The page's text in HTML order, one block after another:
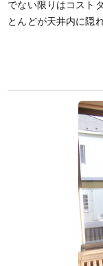
でない限りはコスト
とんどが天井内に隠